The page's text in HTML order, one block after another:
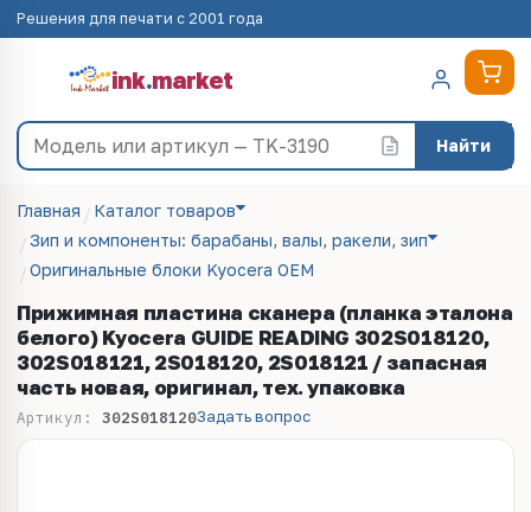
Решения для печати с 2001 года
ink.market
Найти
Главная
Каталог товаров
Зип и компоненты: барабаны, валы, ракели, зип
Оригинальные блоки Kyocera OEM
Прижимная пластина сканера (планка эталона
белого) Kyocera GUIDE READING 302S018120,
302S018121, 2S018120, 2S018121 / запасная
часть новая, оригинал, тех. упаковка
Артикул: 302S018120Задать вопрос